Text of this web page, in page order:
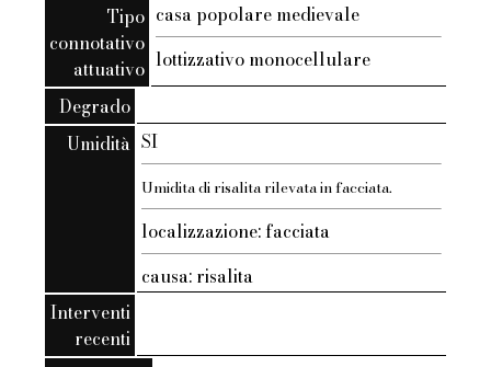
Tipo
connotativo
attuativo
casa popolare medievale
lottizzativo monocellulare
Degrado
Umidità SI
Umidita di risalita rilevata in facciata.
localizzazione: facciata
causa: risalita
Interventi
recenti